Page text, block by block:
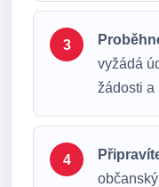
vyžádá
žádosti a